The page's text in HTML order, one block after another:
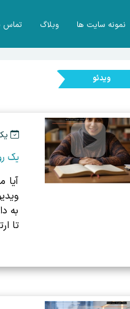
نمونه سایت ها وبلاگ تماس
ویدئو
یکشنبه
یک
آیا
به
تا